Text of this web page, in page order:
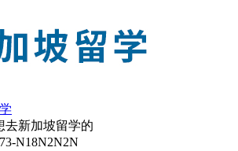
去新加坡留学的
N18N2N2N